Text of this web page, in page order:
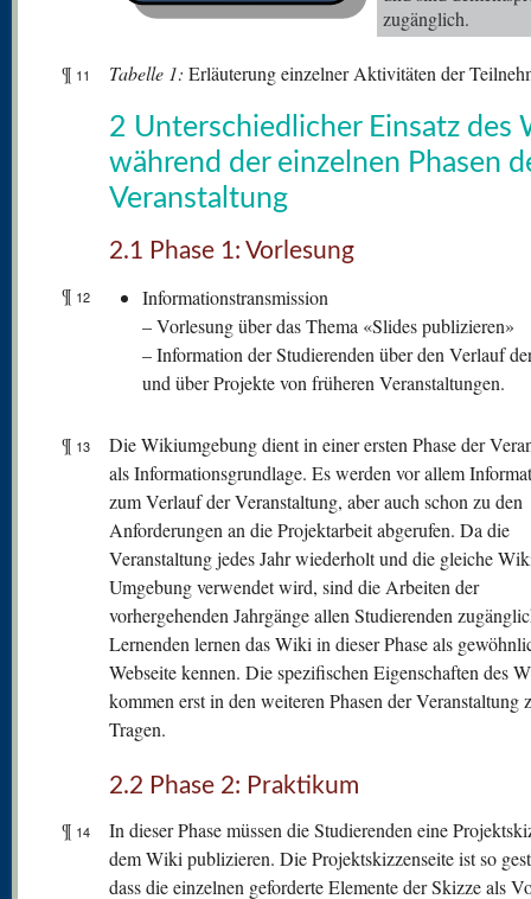
zugänglich.
¶ 11 Tabelle 1: Erläuterung einzelner Aktivitäten der
2 Unterschiedlicher Einsatz des
während der einzelnen Phasen
Veranstaltung
2.1 Phase 1: Vorlesung
¶ 12
Informationstransmission
– Vorlesung über das Thema «Slides publizieren»
– Information der Studierenden über den Verlauf
und über Projekte von früheren Veranstaltungen.
¶ 13
Die Wikiumgebung dient in einer ersten Phase der
als Informationsgrundlage. Es werden vor allem
zum Verlauf der Veranstaltung, aber auch schon zu den
Anforderungen an die Projektarbeit abgerufen. Da die
Veranstaltung jedes Jahr wiederholt und die gleiche
Umgebung verwendet wird, sind die Arbeiten der
vorhergehenden Jahrgänge allen Studierenden
Lernenden lernen das Wiki in dieser Phase als
Webseite kennen. Die spezifischen Eigenschaften des
kommen erst in den weiteren Phasen der Veranstaltung
Tragen.
2.2 Phase 2: Praktikum
¶ 14
In dieser Phase müssen die Studierenden eine
dem Wiki publizieren. Die Projektskizzenseite ist so
dass die einzelnen geforderte Elemente der Skizze als